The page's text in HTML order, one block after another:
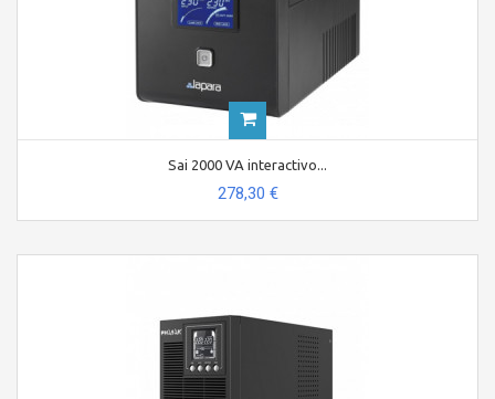
Sai 2000 VA interactivo...
278,30 €